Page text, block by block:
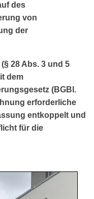
des
von
der
28 Abs. 3 und 5
dem
(BGBl.
erforderliche
entkoppelt und
für die